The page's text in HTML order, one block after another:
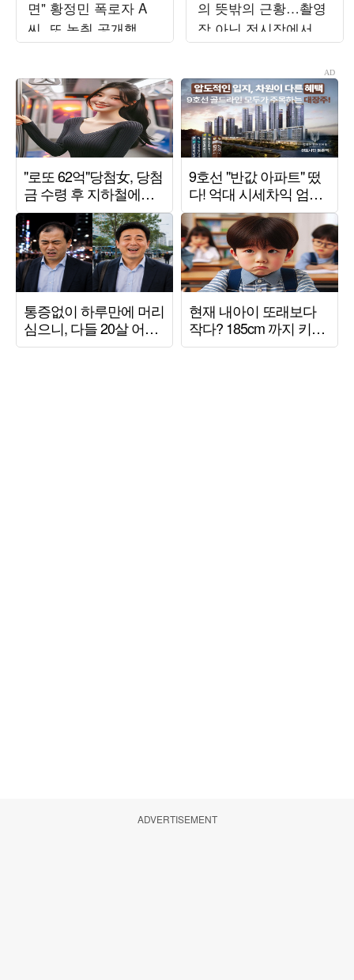
면" 황정민 폭로자 A
씨, 또 녹취 공개했
다…"너랑은 다른 관
의 뜻밖의 근황…촬영
장 아닌 전시장에서 포
착
ADVERTISEMENT